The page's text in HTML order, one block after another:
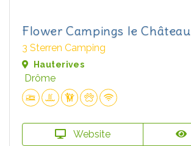
Flower Campings le Château
3 Sterren Camping
Hauterives
Drôme
Website